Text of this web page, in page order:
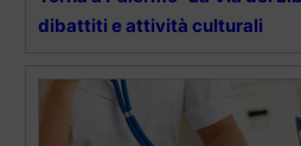
dibattiti e attività culturali